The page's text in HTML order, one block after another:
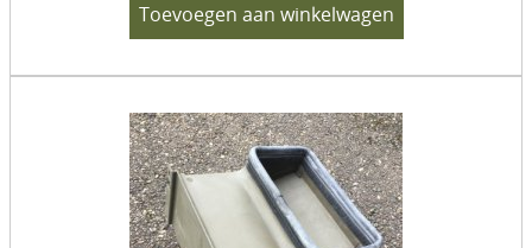
Toevoegen aan winkelwagen